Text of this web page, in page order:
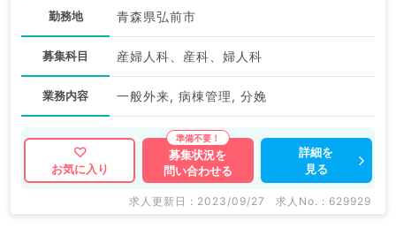
勤務地 青森県弘前市
募集科目 産婦人科、産科、婦人科
業務内容 一般外来, 病棟管理, 分娩
お気に入り
募集状況を
問い合わせる
詳細を
見る
求人更新日 : 2023/09/27 求人No. : 629929